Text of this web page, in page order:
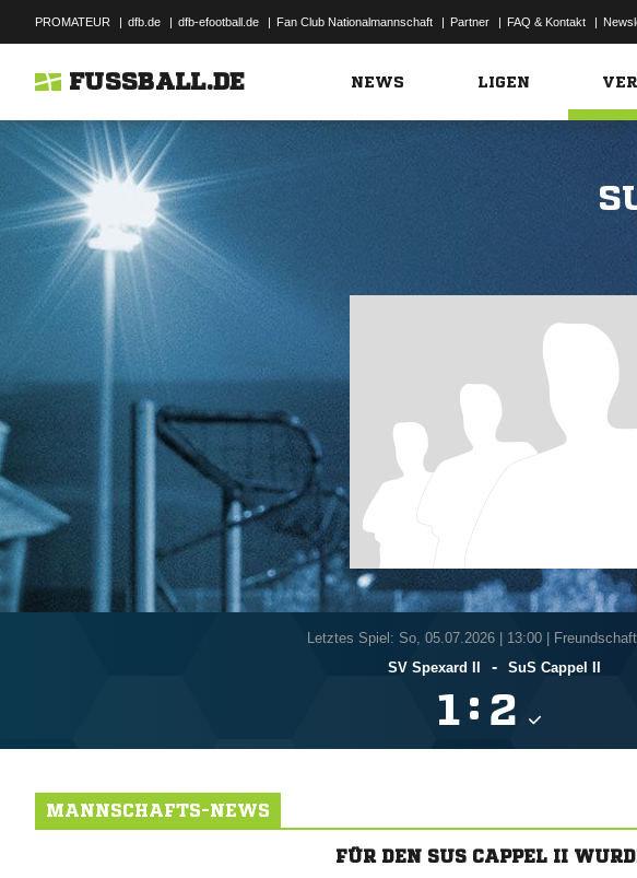
PROMATEUR | dfb.de | dfb-efootball.de | Fan Club Nationalmannschaft | Partner | FAQ & Kontakt |
FUSSBALL.DE NEWS LIGEN
Letztes Spiel: So, 05.07.2026| 13:00 |
SV Spexard II
- SuS Cappel II
 : 
MANNSCHAFTS-NEWS
FÜR DEN SUS CAPPEL II